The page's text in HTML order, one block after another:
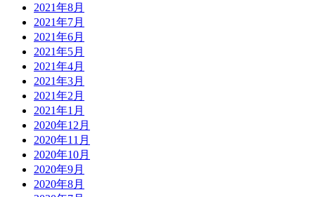
2021年8月
2021年7月
2021年6月
2021年5月
2021年4月
2021年3月
2021年2月
2021年1月
2020年12月
2020年11月
2020年10月
2020年9月
2020年8月